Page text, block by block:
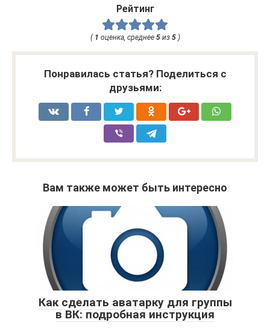
Рейтинг
( 1 оценка, среднее 5из 5)
Понравилась статья? Поделиться с
друзьями:
Вам также может быть интересно
Как сделать аватарку для группы
в ВК: подробная инструкция